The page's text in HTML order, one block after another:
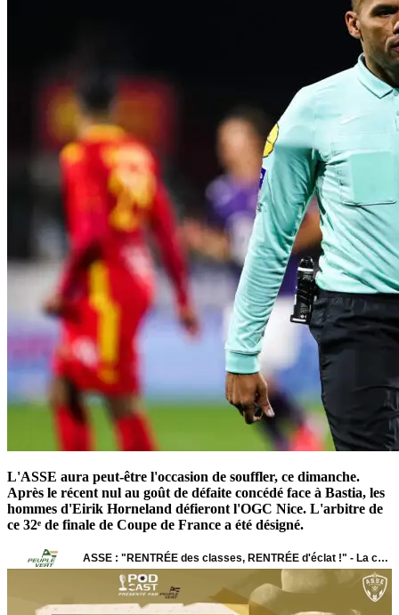
L'ASSE aura peut-être l'occasion de souffler, ce dimanche.
Après le récent nul au goût de défaite concédé face à Bastia, les
hommes d'Eirik Horneland défieront l'OGC Nice. L'arbitre de
ce 32ᵉ de finale de Coupe de France a été désigné.